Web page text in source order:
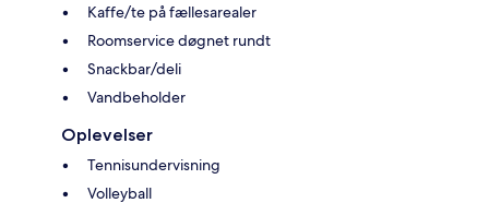
Kaffe/te på fællesarealer
Roomservice døgnet rundt
Snackbar/deli
Vandbeholder
Oplevelser
Tennisundervisning
Volleyball